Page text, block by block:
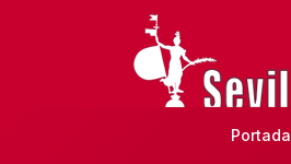
Portada